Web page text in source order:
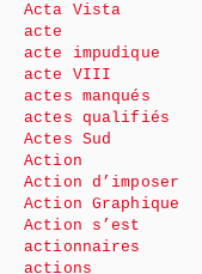
Acta Vista
acte
acte impudique
acte VIII
actes manqués
actes qualifiés
Actes Sud
Action
Action d’imposer
Action Graphique
Action s’est
actionnaires
actions